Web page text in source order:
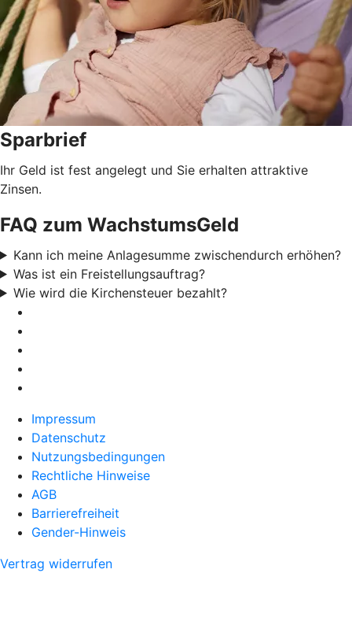
Sparbrief
Ihr Geld ist fest angelegt und Sie erhalten attraktive
Zinsen.
FAQ zum WachstumsGeld
Kann ich meine Anlagesumme zwischendurch erhöhen?
Was ist ein Freistellungsauftrag?
Wie wird die Kirchensteuer bezahlt?
Impressum
Datenschutz
Nutzungsbedingungen
Rechtliche Hinweise
AGB
Barrierefreiheit
Gender-Hinweis
Vertrag widerrufen